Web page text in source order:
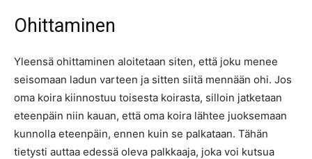
Ohittaminen
Yleensä ohittaminen aloitetaan siten, että joku menee
seisomaan ladun varteen ja sitten siitä mennään ohi. Jos
oma koira kiinnostuu toisesta koirasta, silloin jatketaan
eteenpäin niin kauan, että oma koira lähtee juoksemaan
kunnolla eteenpäin, ennen kuin se palkataan. Tähän
tietysti auttaa edessä oleva palkkaaja, joka voi kutsua